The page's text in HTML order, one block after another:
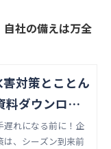
抽出が可能です。
社の備えは万全
害対策とことん
料ダウンロー
遅れになる前に！企
は、シーズン到来前